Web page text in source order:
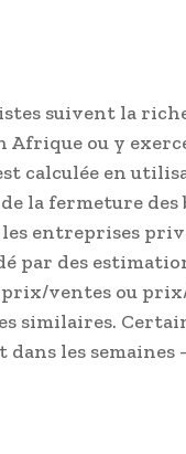
suivent la
ou y
calculée en
la fermeture des
entreprises
par des
ventes ou
similaires.
les semaines